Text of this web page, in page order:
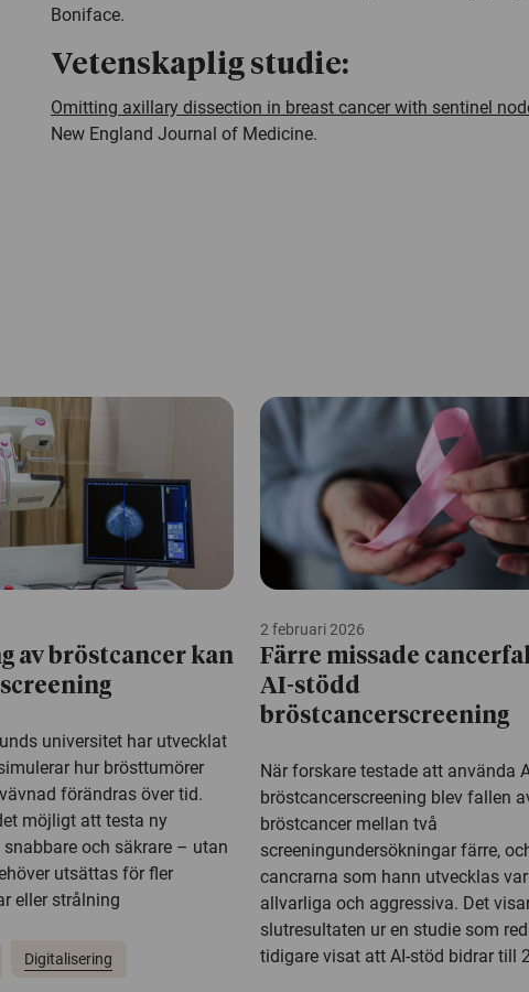
Boniface.
Vetenskaplig studie:
Omitting axillary dissection in breast cancer with sentinel
New England Journal of Medicine.
av bröstcancer kan
universitet har utvecklat
hur brösttumörer
förändras över tid.
möjligt att testa ny
och säkrare – utan
utsättas för fler
eller strålning
Digitalisering
2 februari 2026
Färre missade
AI-stödd
bröstcancerscreening
När forskare testade att använda
bröstcancerscreening blev fallen
bröstcancer mellan två
screeningundersökningar färre,
cancrarna som hann utvecklas
allvarliga och aggressiva. Det
slutresultaten ur en studie som
tidigare visat att AI-stöd bidrar till